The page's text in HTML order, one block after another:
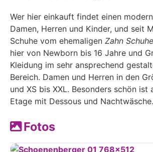
Wer hier einkauft findet einen
Damen, Herren und Kinder, und seit
Schuhe vom ehemaligen Zahn Schuhe
hier von Newborn bis 16 Jahre und
Kleidung im sehr ansprechend
Bereich. Damen und Herren in den
und XS bis XXL. Besonders schön ist
Etage mit Dessous und Nachtwäsche.
Fotos